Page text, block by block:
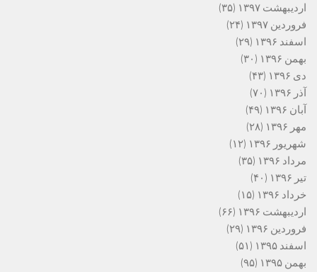
اردیبهشت ۱۳۹۷
(۳۵)
فروردین ۱۳۹۷
(۲۴)
اسفند ۱۳۹۶
(۲۹)
بهمن ۱۳۹۶
(۳۰)
دی ۱۳۹۶
(۴۳)
آذر ۱۳۹۶
(۷۰)
آبان ۱۳۹۶
(۴۹)
مهر ۱۳۹۶
(۲۸)
شهریور ۱۳۹۶
(۱۲)
مرداد ۱۳۹۶
(۳۵)
تیر ۱۳۹۶
(۴۰)
خرداد ۱۳۹۶
(۱۵)
اردیبهشت ۱۳۹۶
(۶۶)
فروردین ۱۳۹۶
(۲۹)
اسفند ۱۳۹۵
(۵۱)
بهمن ۱۳۹۵
(۹۵)